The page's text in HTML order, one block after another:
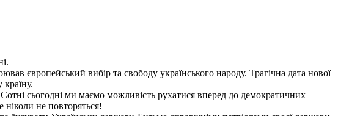
європейський вибір та свободу українського народу. Трагічна дата нової
країну.
сьогодні ми маємо можливість рухатися вперед до демократичних
ніколи не повторяться!